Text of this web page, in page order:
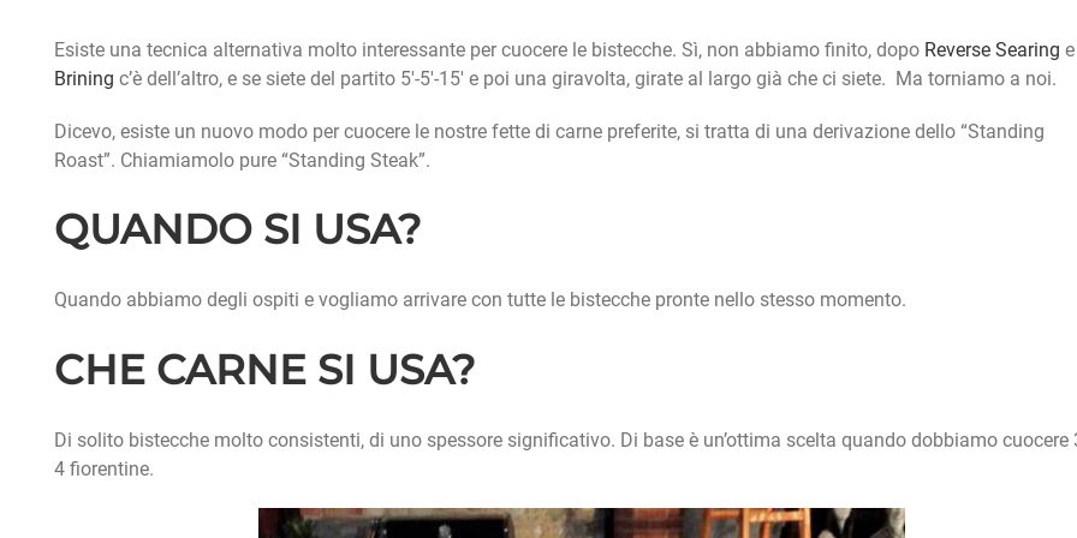
Esiste una tecnica alternativa molto interessante per cuocere le bistecche. Sì, non abbiamo finito, dopo Reverse Searing e
Brining c’è dell’altro, e se siete del partito 5′-5′-15′ e poi una giravolta, girate al largo già che ci siete. Ma torniamo a noi.
Dicevo, esiste un nuovo modo per cuocere le nostre fette di carne preferite, si tratta di una derivazione dello “Standing
Roast”. Chiamiamolo pure “Standing Steak”.
QUANDO SI USA?
Quando abbiamo degli ospiti e vogliamo arrivare con tutte le bistecche pronte nello stesso momento.
CHE CARNE SI USA?
Di solito bistecche molto consistenti, di uno spessore significativo. Di base è un’ottima scelta quando dobbiamo cuocere
4 fiorentine.